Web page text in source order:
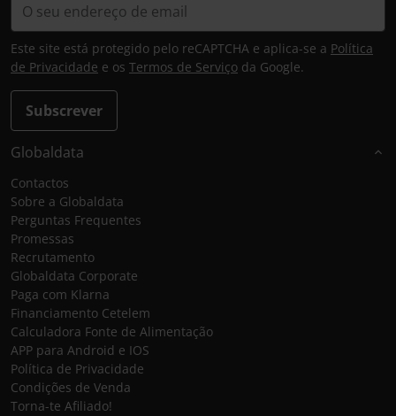
Subscrever
Este site está protegido pelo reCAPTCHA e aplica-se a Política
de Privacidade e os Termos de Serviço da Google.
Globaldata
Contactos
Sobre a Globaldata
Perguntas Frequentes
Promessas
Recrutamento
Globaldata Corporate
Paga com Klarna
Financiamento Cetelem
Calculadora Fonte de Alimentação
APP para Android e IOS
Política de Privacidade
Condições de Venda
Torna-te Afiliado!